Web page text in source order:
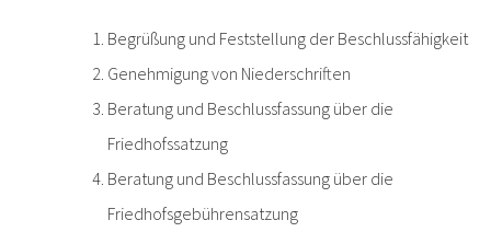
Begrüßung und Feststellung der Beschlussfähigkeit
Genehmigung von Niederschriften
Beratung und Beschlussfassung über die
Friedhofssatzung
Beratung und Beschlussfassung über die
Friedhofsgebührensatzung